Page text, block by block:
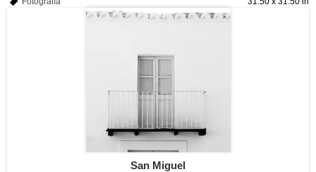
San Miguel